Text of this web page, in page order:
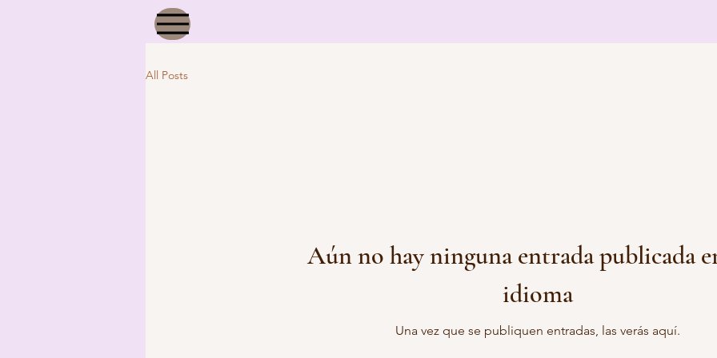
All Posts
Aún no hay ninguna entrada publicada
idioma
Una vez que se publiquen entradas, las verás aquí.